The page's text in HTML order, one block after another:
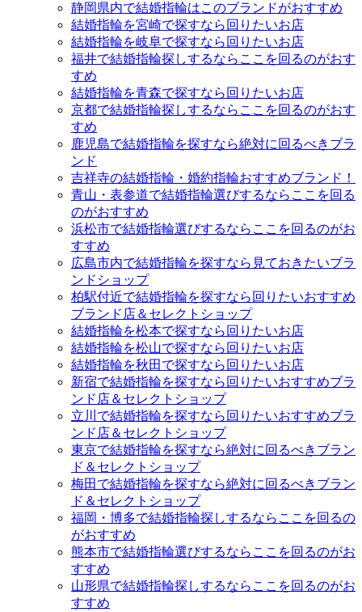
静岡県内で結婚指輪はこのブランドがおすすめ
結婚指輪を宮崎で探すなら回りたいお店
結婚指輪を岐阜で探すなら回りたいお店
福井で結婚指輪探しするならここを回るのがおす
すめ
結婚指輪を青森で探すなら回りたいお店
京都で結婚指輪探しするならここを回るのがおす
すめ
鹿児島で結婚指輪を探すなら絶対に回るべきブラ
ンド
吉祥寺の結婚指輪・婚約指輪おすすめブランド！
青山・表参道で結婚指輪選びするならここを回る
のがおすすめ
浜松市で結婚指輪選びするならここを回るのがお
すすめ
広島市内で結婚指輪を探すなら見ておきたいブラ
ンドショップ
柏駅付近で結婚指輪を探すなら回りたいおすすめ
ブランド店＆セレクトショップ
結婚指輪を松本で探すなら回りたいお店
結婚指輪を松山で探すなら回りたいお店
結婚指輪を秋田で探すなら回りたいお店
新宿で結婚指輪を探すなら回りたいおすすめブラ
ンド店＆セレクトショップ
立川で結婚指輪を探すなら回りたいおすすめブラ
ンド店＆セレクトショップ
東京で結婚指輪を探すなら絶対に回るべきブラン
ド＆セレクトショップ
梅田で結婚指輪を探すなら絶対に回るべきブラン
ド＆セレクトショップ
福岡・博多で結婚指輪探しするならここを回るの
がおすすめ
熊本市で結婚指輪選びするならここを回るのがお
すすめ
山形県で結婚指輪探しするならここを回るのがお
すすめ